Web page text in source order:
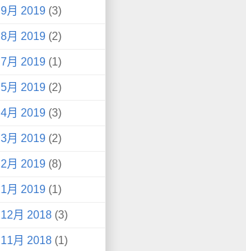
9月 2019 (3)
8月 2019 (2)
7月 2019 (1)
5月 2019 (2)
4月 2019 (3)
3月 2019 (2)
2月 2019 (8)
1月 2019 (1)
12月 2018 (3)
11月 2018 (1)